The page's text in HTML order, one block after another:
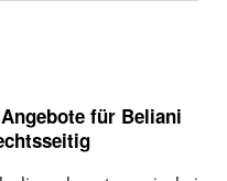
für Beliani